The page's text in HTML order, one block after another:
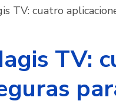
TV: cuatro
TV: